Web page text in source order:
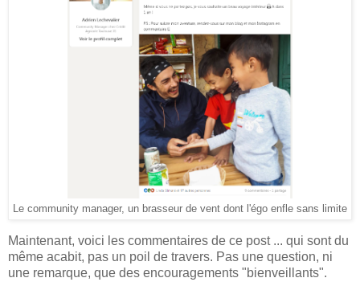
Le community manager, un brasseur de vent dont l'égo enfle sans limite
Maintenant, voici les commentaires de ce post ... qui sont du
même acabit, pas un poil de travers. Pas une question, ni
une remarque, que des encouragements "bienveillants".